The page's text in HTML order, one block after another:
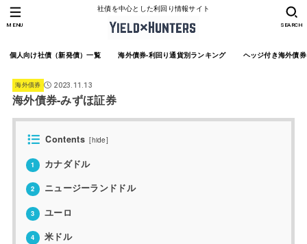
社債を中心とした利回り情報サイト
個人向け社債（新発債）一覧 海外債券-利回り通貨別ランキング ヘッジ付き海外債
SEARCH
MENU
海外債券 2023.11.13
海外債券-みずほ証券
Contents [hide]
1 カナダドル
2 ニュージーランドドル
3 ユーロ
4 米ドル